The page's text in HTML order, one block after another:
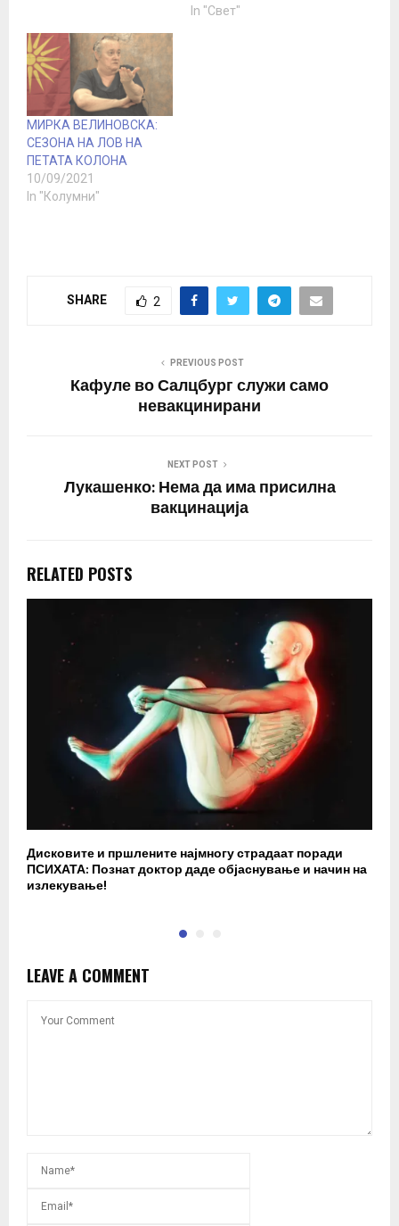
In "Свет"
МИРКА ВЕЛИНОВСКА:
СЕЗОНА НА ЛОВ НА
ПЕТАТА КОЛОНА
10/09/2021
In "Колумни"
SHARE 2
PREVIOUS POST
Кафуле во Салцбург служи само
невакцинирани
NEXT POST
Лукашенко: Нема да има присилна
вакцинација
RELATED POSTS
Дисковите и пршлените најмногу страдаат поради
ПСИХАТА: Познат доктор даде објаснување и начин на
излекување!
LEAVE A COMMENT